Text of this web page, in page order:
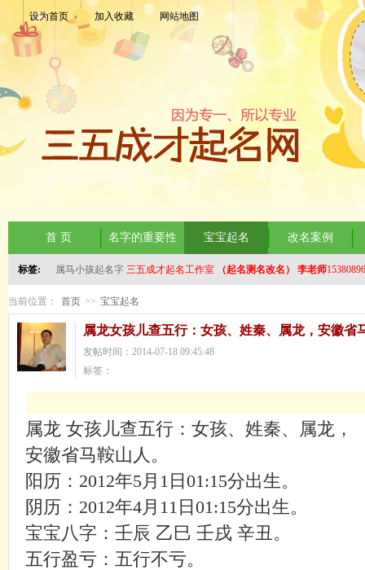
设为首页 加入收藏 网站地图
首 页 名字的重要性 宝宝起名 改名案例
标签: 属马小孩起名字 三五成才起名工作室 （起名测名改名） 李老师
当前位置： 首页 >> 宝宝起名
属龙女孩儿查五行：女孩、姓秦、属龙，安徽省
发帖时间：2014-07-18 09:45:48
标签：
属龙 女孩儿查五行：女孩、姓秦、属龙，
安徽省马鞍山人。
阳历： 2012年5 月 1日01:15分出生。
阴历： 2012年4月 11日01:15分出生。
宝宝八字：壬辰 乙巳 壬戌 辛丑。
五行盈亏：五行不亏。